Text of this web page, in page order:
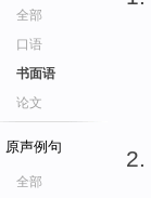
全部
口语
书面语
论文
原声例句
全部